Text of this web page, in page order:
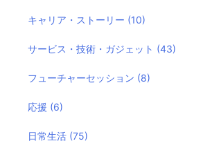
キャリア・ストーリー (10)
サービス・技術・ガジェット (43)
フューチャーセッション (8)
応援 (6)
日常生活 (75)